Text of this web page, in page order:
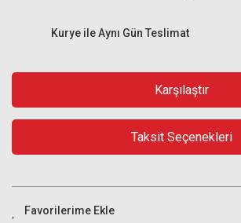
Kurye ile Aynı Gün Teslimat
Karşılaştır
Taksit Seçenekleri